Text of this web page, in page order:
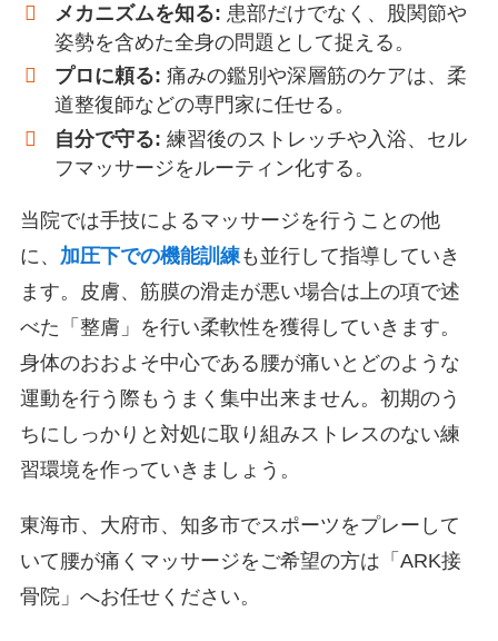
メカニズムを知る: 患部だけでなく、股関節や
姿勢を含めた全身の問題として捉える。
プロに頼る: 痛みの鑑別や深層筋のケアは、柔
道整復師などの専門家に任せる。
自分で守る: 練習後のストレッチや入浴、セル
フマッサージをルーティン化する。
当院では手技によるマッサージを行うことの他
に、 加圧下での機能訓練も並行して指導していき
ます。皮膚、筋膜の滑走が悪い場合は上の項で述
べた「整膚」を行い柔軟性を獲得していきます。
身体のおおよそ中心である腰が痛いとどのような
運動を行う際もうまく集中出来ません。初期のう
ちにしっかりと対処に取り組みストレスのない練
習環境を作っていきましょう。
東海市、大府市、知多市でスポーツをプレーして
いて腰が痛くマッサージをご希望の方は「ARK接
骨院」へお任せください。